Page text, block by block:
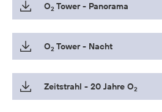
O2 Tower - Panorama
O2 Tower - Nacht
Zeitstrahl - 20 Jahre O2